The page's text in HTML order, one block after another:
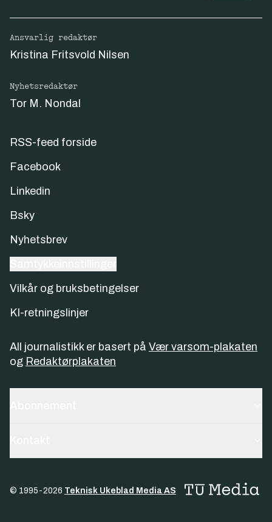
Ansvarlig redaktør
Kristina Fritsvold Nilsen
Nyhetsredaktør
Tor M. Nondal
RSS-feed forside
Facebook
Linkedin
Bsky
Nyhetsbrev
Vilkår og bruksbetingelser
KI-retningslinjer
All journalistikk er basert på Vær varsom-plakaten
og Redaktørplakaten
© 1995-2026 Teknisk Ukeblad Media AS